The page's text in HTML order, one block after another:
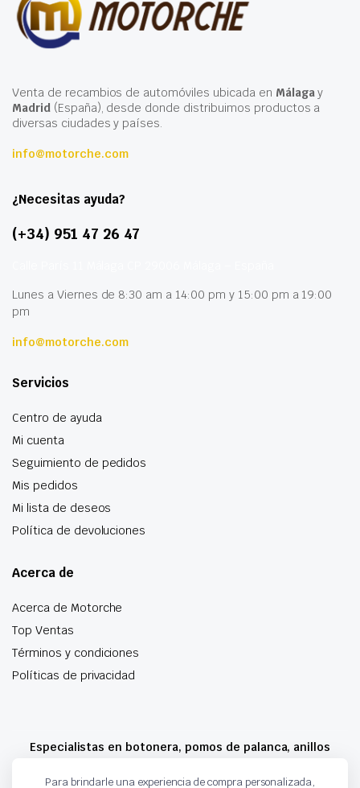
Venta de recambios de automóviles ubicada en Málagay
Madrid(España), desde donde distribuimos productos a
diversas ciudades y países.
info@motorche.com
¿Necesitas ayuda?
(+34) 951 47 26 47
Lunes a Viernes de 8:30 am a 14:00 pm y 15:00 pm a 19:00
pm
info@motorche.com
Servicios
Centro de ayuda
Mi cuenta
Seguimiento de pedidos
Mis pedidos
Mi lista de deseos
Política de devoluciones
Acerca de
Acerca de Motorche
Top Ventas
Términos y condiciones
Políticas de privacidad
Especialistas en botonera, pomos de palanca, anillos
Para brindarle una experiencia de compra personalizada,